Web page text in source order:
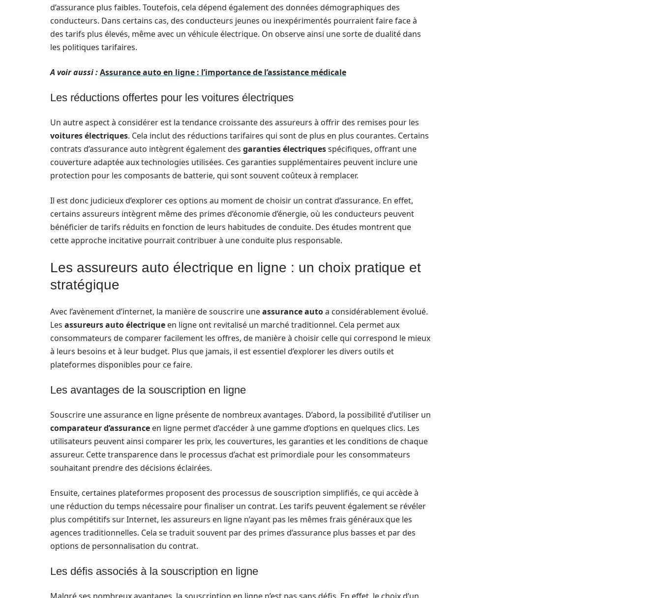
d’assurance plus faibles. Toutefois, cela dépend également des données démographiques des
conducteurs. Dans certains cas, des conducteurs jeunes ou inexpérimentés pourraient faire face à
des tarifs plus élevés, même avec un véhicule électrique. On observe ainsi une sorte de dualité dans
les politiques tarifaires.
A voir aussi :Assurance auto en ligne : l’importance de l’assistance médicale
Les réductions offertes pour les voitures électriques
Un autre aspect à considérer est la tendance croissante des assureurs à offrir des remises pour les
voitures électriques. Cela inclut des réductions tarifaires qui sont de plus en plus courantes. Certains
contrats d’assurance auto intègrent également des garanties électriquesspécifiques, offrant une
couverture adaptée aux technologies utilisées. Ces garanties supplémentaires peuvent inclure une
protection pour les composants de batterie, qui sont souvent coûteux à remplacer.
Il est donc judicieux d’explorer ces options au moment de choisir un contrat d’assurance. En effet,
certains assureurs intègrent même des primes d’économie d’énergie, où les conducteurs peuvent
bénéficier de tarifs réduits en fonction de leurs habitudes de conduite. Des études montrent que
cette approche incitative pourrait contribuer à une conduite plus responsable.
Les assureurs auto électrique en ligne : un choix pratique et
stratégique
Avec l’avènement d’internet, la manière de souscrire uneassurance autoa considérablement évolué.
Les assureurs auto électrique en ligne ont revitalisé un marché traditionnel. Cela permet aux
consommateurs de comparer facilement les offres, de manière à choisir celle qui correspond le mieux
à leurs besoins et à leur budget. Plus que jamais, il est essentiel d’explorer les divers outils et
plateformes disponibles pour ce faire.
Les avantages de la souscription en ligne
Souscrire une assurance en ligne présente de nombreux avantages. D’abord, la possibilité d’utiliser un
comparateur d’assurance en ligne permet d’accéder à une gamme d’options en quelques clics. Les
utilisateurs peuvent ainsi comparer les prix, les couvertures, les garanties et les conditions de chaque
assureur. Cette transparence dans le processus d’achat est primordiale pour les consommateurs
souhaitant prendre des décisions éclairées.
Ensuite, certaines plateformes proposent des processus de souscription simplifiés, ce qui accède à
une réduction du temps nécessaire pour finaliser un contrat. Les tarifs peuvent également se révéler
plus compétitifs sur Internet, les assureurs en ligne n’ayant pas les mêmes frais généraux que les
agences traditionnelles. Cela se traduit souvent par des primes d’assurance plus basses et par des
options de personnalisation du contrat.
Les défis associés à la souscription en ligne